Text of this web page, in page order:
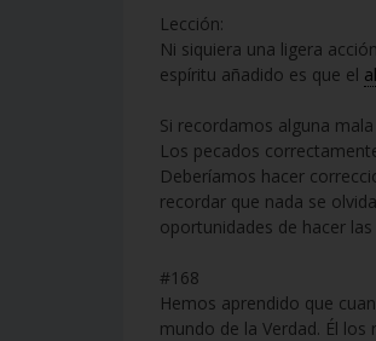
Lección:
Ni siquiera una ligera
espíritu añadido es que el
Si recordamos alguna
Los pecados
Deberíamos hacer
recordar que nada se
oportunidades de hacer
#168
Hemos aprendido que
mundo de la Verdad. Él